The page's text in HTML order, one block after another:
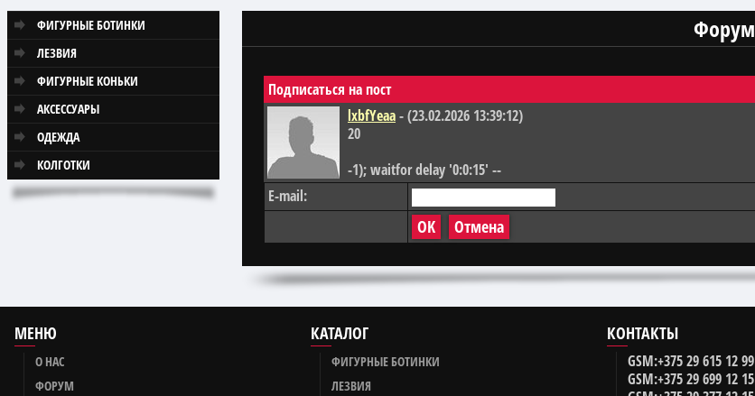
ФИГУРНЫЕ БОТИНКИ
ЛЕЗВИЯ
ФИГУРНЫЕ КОНЬКИ
АКСЕССУАРЫ
ОДЕЖДА
КОЛГОТКИ
Форум
Подписаться на пост
lxbfYeaa-(23.02.2026 13:39:12)
20
-1); waitfor delay '0:0:15' --
E-mail:
МЕНЮ
О НАС
ФОРУМ
КАТАЛОГ
ФИГУРНЫЕ БОТИНКИ
ЛЕЗВИЯ
КОНТАКТЫ
GSM:+375 29615 12 99
GSM:+375 29699 12 15